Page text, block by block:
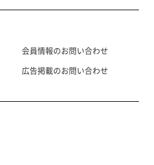
会員情報のお問い合わせ
広告掲載のお問い合わせ